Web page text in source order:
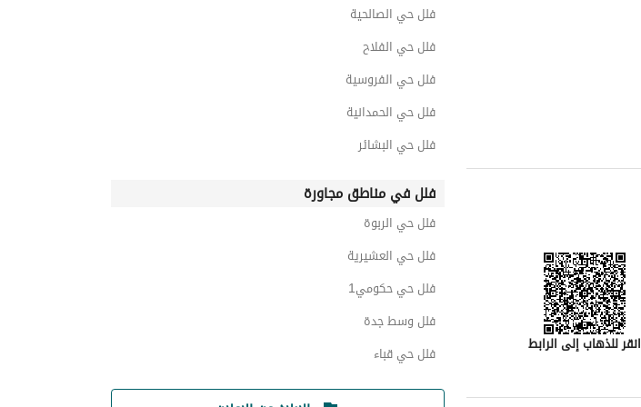
انقر للذهاب إلى الرابط
فلل حي الصالحية
فلل حي الفلاح
فلل حي الفروسية
فلل حي الحمدانية
فلل حي البشائر
فلل في مناطق مجاورة
فلل حي الربوة
فلل حي العشيرية
فلل حي حكومي1
فلل وسط جدة
فلل حي قباء